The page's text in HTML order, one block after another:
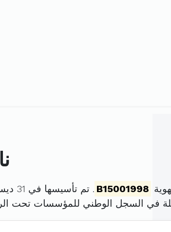
B15001998 . تم تأسيسها في 31 ديسمبر 1997 برأس مال قدره
في السجل الوطني للمؤسسات تحت